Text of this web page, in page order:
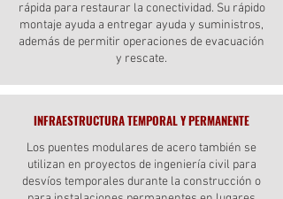
rápida para restaurar la conectividad. Su rápido
montaje ayuda a entregar ayuda y suministros,
además de permitir operaciones de evacuación
y rescate.
INFRAESTRUCTURA TEMPORAL Y PERMANENTE
Los puentes modulares de acero también se
utilizan en proyectos de ingeniería civil para
desvíos temporales durante la construcción o